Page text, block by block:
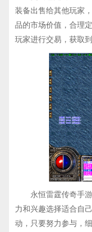
装备出售给其他玩家
品的市场价值，合理
玩家进行交易，获取
永恒雷霆传奇手
力和兴趣选择适合自
动，只要努力参与，